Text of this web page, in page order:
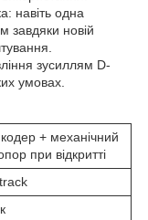
навіть одна
завдяки новій
зусиллям D-
умовах.
+ механічний
при відкритті